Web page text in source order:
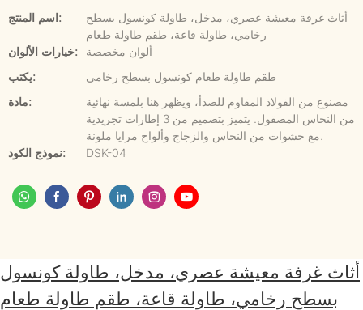
اسم المنتج:
أثاث غرفة معيشة عصري، مدخل، طاولة كونسول بسطح
رخامي، طاولة قاعة، طقم طاولة طعام
خيارات الألوان:
ألوان مخصصة
يكتب:
طقم طاولة طعام كونسول بسطح رخامي
مادة:
مصنوع من الفولاذ المقاوم للصدأ، ويظهر هنا بلمسة نهائية
من النحاس المصقول. يتميز بتصميم من 3 إطارات تجريدية
نموذج الكود:
DSK-04
أثاث غرفة معيشة عصري، مدخل، طاولة كونسول
بسطح رخامي، طاولة قاعة، طقم طاولة طعام